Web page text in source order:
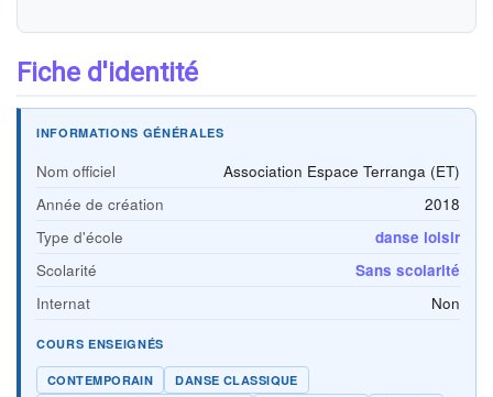
Fiche d'identité
INFORMATIONS GÉNÉRALES
Nom officiel
Association Espace Terranga (ET)
Année de création
2018
Type d'école
danse loisir
Scolarité
Sans scolarité
Internat
Non
COURS ENSEIGNÉS
CONTEMPORAIN
DANSE CLASSIQUE